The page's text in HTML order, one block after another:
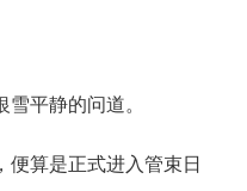
平静的问道。
算是正式进入管束日